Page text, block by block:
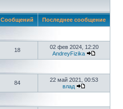
Сообщений Последнее сообщение
18
02 фев 2024, 12:20
AndreyFizika
84
22 май 2021, 00:53
влад